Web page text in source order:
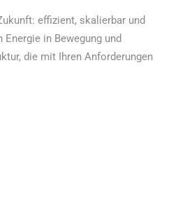
effizient, skalierbar und
in Bewegung und
die mit Ihren Anforderungen